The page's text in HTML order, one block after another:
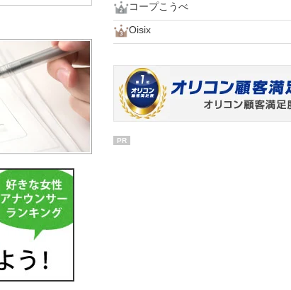
コープこうべ
Oisix
PR